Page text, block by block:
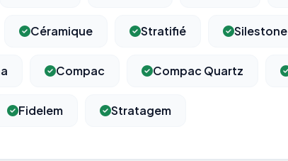
Céramique Stratifié Silestone
Compac Compac Quartz
Fidelem Stratagem